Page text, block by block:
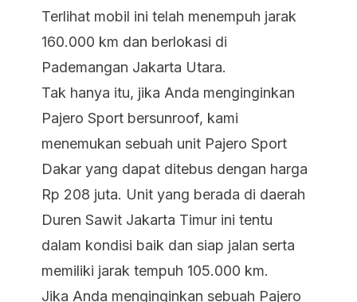
Terlihat mobil ini telah menempuh jarak
160.000 km dan berlokasi di
Pademangan Jakarta Utara.
Tak hanya itu, jika Anda menginginkan
Pajero Sport bersunroof, kami
menemukan sebuah unit Pajero Sport
Dakar yang dapat ditebus dengan harga
Rp 208 juta. Unit yang berada di daerah
Duren Sawit Jakarta Timur ini tentu
dalam kondisi baik dan siap jalan serta
memiliki jarak tempuh 105.000 km.
Jika Anda menginginkan sebuah Pajero